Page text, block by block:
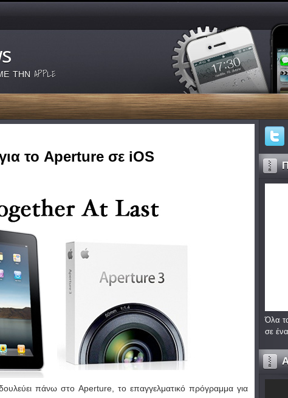
ΤΗΝ APPLE
το Aperture σε iOS
πάνω στο Aperture, το επαγγελματικό πρόγραμμα για
Όλα
σε